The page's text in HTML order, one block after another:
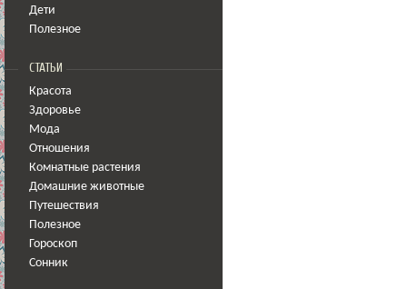
Дети
Полезное
СТАТЬИ
Красота
Здоровье
Мода
Отношения
Комнатные растения
Домашние животные
Путешествия
Полезное
Гороскоп
Сонник